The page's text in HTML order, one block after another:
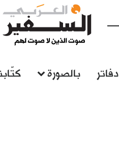
دفاتر بالصورة